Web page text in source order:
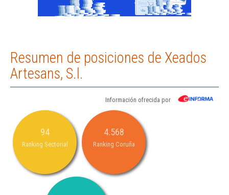
Resumen de posiciones de Xeados
Artesans, S.l.
Información ofrecida por
94
Ranking Sectorial
4.568
Ranking Coruña